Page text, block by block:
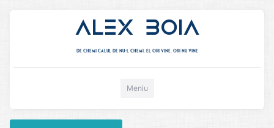
Alex Boia
De chemi calul de nu-l chemi, el ori vine. ori nu vine
Meniu